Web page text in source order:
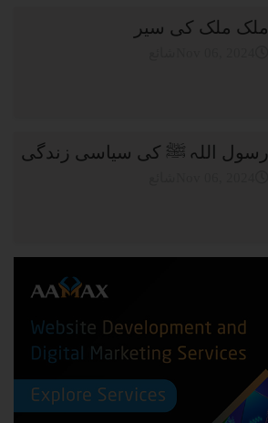
ملک ملک کی سیر
رسول اللہ ﷺ کی سیاسی زندگی